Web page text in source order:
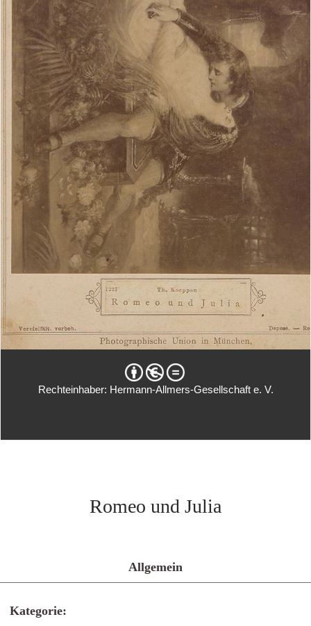
Rechteinhaber: Hermann-Allmers-Gesellschaft e. V.
Romeo und Julia
Allgemein
Kategorie: